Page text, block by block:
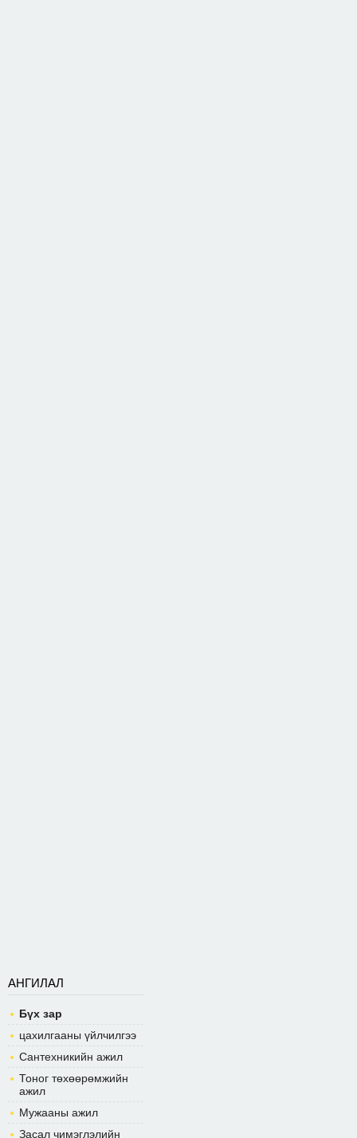
АНГИЛАЛ
Бүх зар
цахилгааны үйлчилгээ
Сантехникийн ажил
Тоног төхөөрөмжийн
ажил
Мужааны ажил
Засал чимэглэлийн